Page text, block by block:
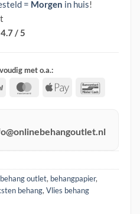
= Morgen in huis!
4.7 / 5
met o.a.:
PayPal MasterCard
Apple
behang outlet, behangpapier,
behang, Vlies behang